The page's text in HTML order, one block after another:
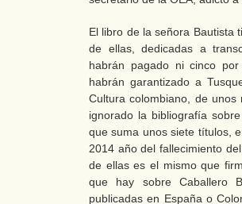
El libro de la señora Bautista
de ellas, dedicadas a
habrán pagado ni cinco
habrán garantizado a
Cultura colombiano, de
ignorado la bibliografía
que suma unos siete títulos,
2014 año del fallecimiento
de ellas es el mismo que
que hay sobre Caballero
publicadas en España o